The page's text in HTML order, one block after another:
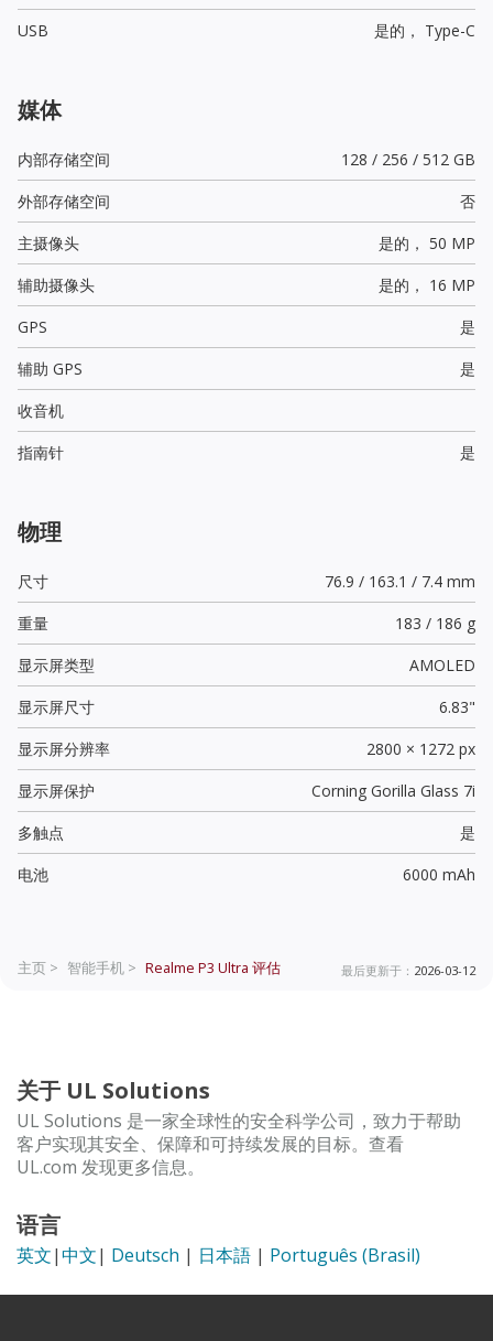
USB
是的， Type-C
媒体
内部存储空间
128 / 256 / 512 GB
外部存储空间
否
主摄像头
是的， 50 MP
辅助摄像头
是的， 16 MP
GPS
是
辅助 GPS
是
收音机
指南针
是
物理
尺寸
76.9 / 163.1 / 7.4 mm
重量
183 / 186 g
显示屏类型
AMOLED
显示屏尺寸
6.83"
显示屏分辨率
2800 × 1272 px
显示屏保护
Corning Gorilla Glass 7i
多触点
是
电池
6000 mAh
主页 > 智能手机 > Realme P3 Ultra 评估 最后更新于： 2026-03-12
关于 UL Solutions
UL Solutions 是一家全球性的安全科学公司，致力于帮助
客户实现其安全、保障和可持续发展的目标。查看
UL.com 发现更多信息。
语言
英文|中文| Deutsch | 日本語 | Português (Brasil)